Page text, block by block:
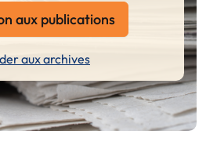
aux publications
aux archives